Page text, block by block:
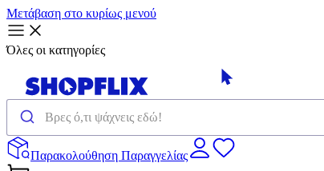
Μετάβαση στο κυρίως μενού
Όλες οι κατηγορίες
Παρακολούθηση Παραγγελίας